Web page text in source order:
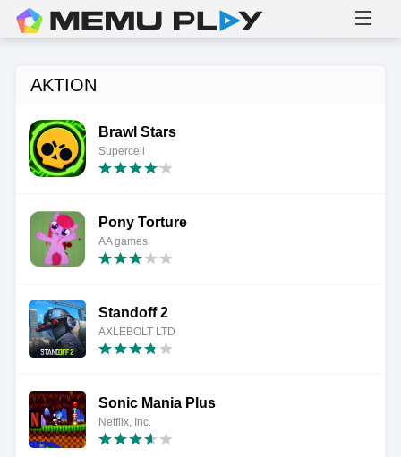
AKTION
Brawl Stars
Supercell
Pony Torture
AA games
Standoff 2
AXLEBOLT LTD
Sonic Mania Plus
Netflix, Inc.